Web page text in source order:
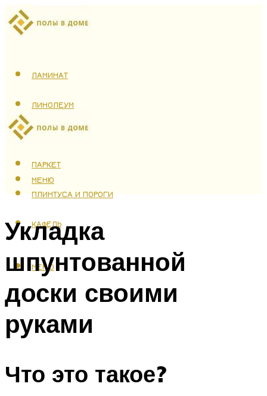
ЛАМИНАТ
ЛИНОЛЕУМ
ТЕПЛЫЙ ПОЛ
ПАРКЕТ
ПЛИНТУСА И ПОРОГИ
КАФЕЛЬ
МЕНЮ
МЕНЮ
Укладка
шпунтованной
доски своими
руками
Что это такое?